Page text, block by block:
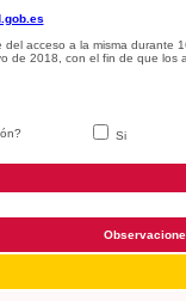
acceso a la misma durante
de 2018, con el fin de que los
Si